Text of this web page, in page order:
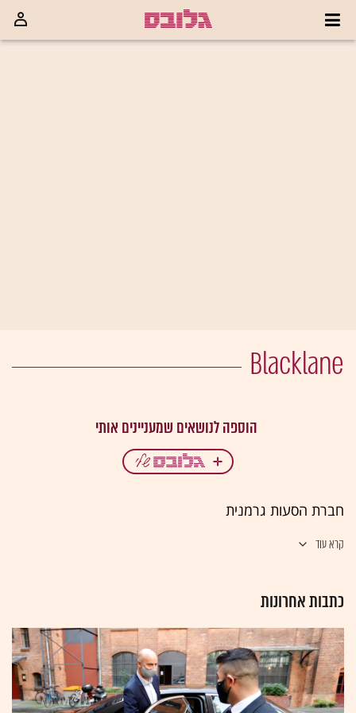
Blacklane
חברת הסעות גרמנית
קרא עוד
כתבות אחרונות